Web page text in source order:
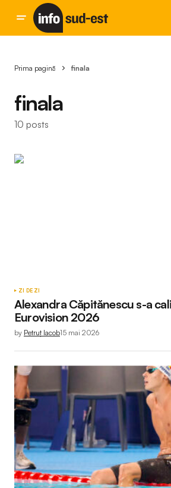
Prima pagină finala
finala
10 posts
ZI DE ZI
Alexandra Căpitănescu s-a
Eurovision 2026
by Petruț Iacob15 mai 2026